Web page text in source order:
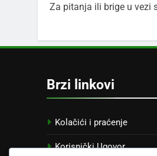
Za pitanja ili brige u vezi
Brzi linkovi
Kolačići i praćenje
Korisnički Ugovor